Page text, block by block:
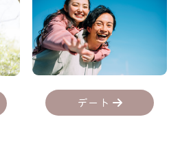
デート